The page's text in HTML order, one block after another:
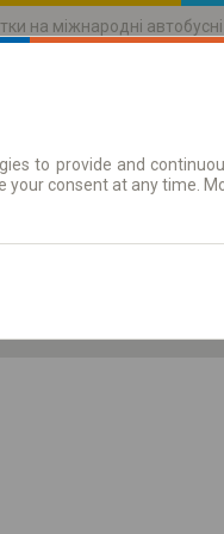
на міжнародні
to provide and
your consent at any time.